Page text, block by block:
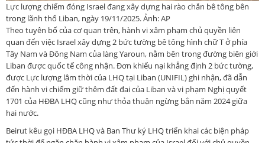
Lực lượng chiếm đóng Israel đang xây dựng hai rào chắn bê tông bên
trong lãnh thổ Liban, ngày 19/11/2025. Ảnh: AP
Theo tuyên bố của cơ quan trên, hành vi xâm phạm chủ quyền liên
quan đến việc Israel xây dựng 2 bức tường bê tông hình chữ T ở phía
Tây Nam và Đông Nam của làng Yaroun, nằm bên trong đường biên giới
Liban được quốc tế công nhận. Đơn khiếu nại khẳng định 2 bức tường,
được Lực lượng lâm thời của LHQ tại Liban (UNIFIL) ghi nhận, đã dẫn
đến hành vi chiếm giữ thêm đất đai của Liban và vi phạm Nghị quyết
1701 của HĐBA LHQ cũng như thỏa thuận ngừng bắn năm 2024 giữa
hai nước.
Beirut kêu gọi HĐBA LHQ và Ban Thư ký LHQ triển khai các biện pháp